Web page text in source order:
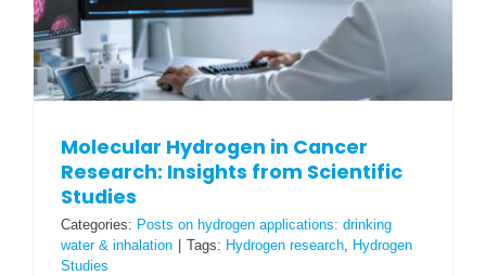
Molecular Hydrogen in Cancer
Research: Insights from Scientific
Studies
Categories: Posts on hydrogen applications: drinking
water & inhalation
Tags: Hydrogen research, Hydrogen
Studies